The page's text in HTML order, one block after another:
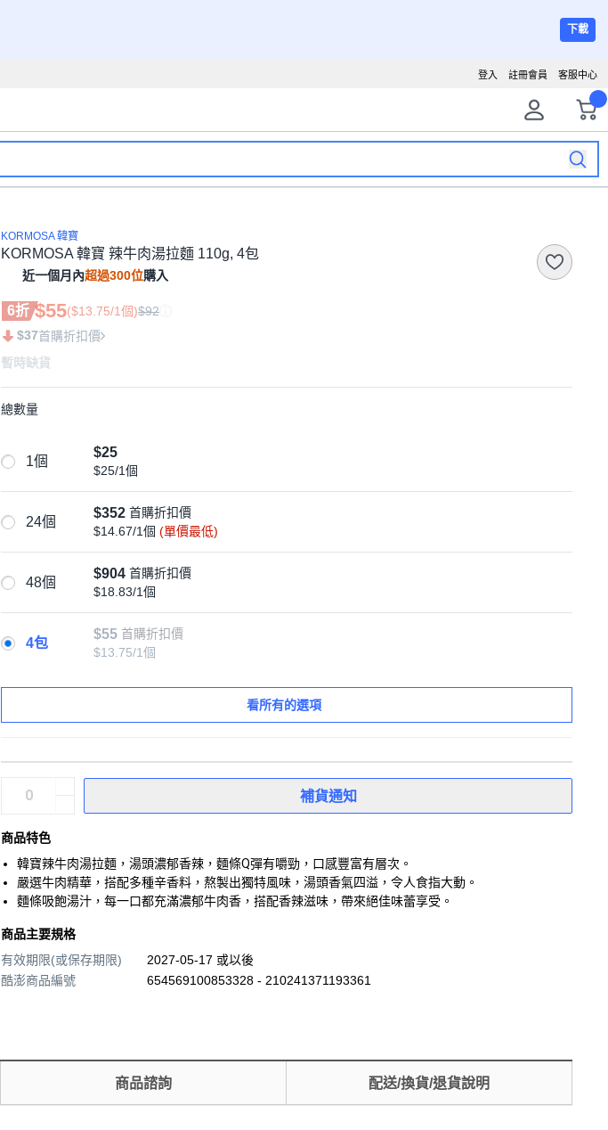
下載
客服中心
註冊會員
登入
KORMOSA 韓寶
KORMOSA 韓寶 辣牛肉湯拉麵 110g, 4包
近一個月內超過300位購入
6折 $55($13.75/1個)$92
$37首購折扣價
暫時缺貨
總數量
1個
$25
$25/1個
24個
$352 首購折扣價
$14.67/1個 (單價最低)
48個
$904 首購折扣價
$18.83/1個
4包
$55 首購折扣價
$13.75/1個
看所有的選項
補貨通知
商品特色
韓寶辣牛肉湯拉麵，湯頭濃郁香辣，麵條Q彈有嚼勁，口感豐富有層次。
嚴選牛肉精華，搭配多種辛香料，熬製出獨特風味，湯頭香氣四溢，令人食指大動。
麵條吸飽湯汁，每一口都充滿濃郁牛肉香，搭配香辣滋味，帶來絕佳味蕾享受。
商品主要規格
有效期限(或保存期限)
2027-05-17 或以後
酷澎商品編號
654569100853328 - 210241371193361
商品諮詢 配送/換貨/退貨說明